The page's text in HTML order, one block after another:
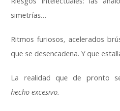
simetrías…
Ritmos furiosos, acelerados
que se desencadena. Y que
La realidad que de pronto
hechoexcesivo.